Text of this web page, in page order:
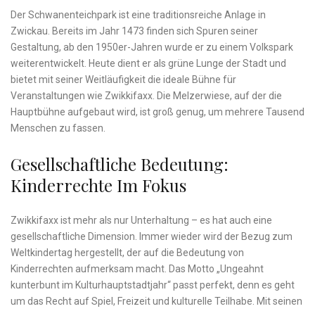
Der Schwanenteichpark ist eine traditionsreiche Anlage in
Zwickau. Bereits im Jahr 1473 finden sich Spuren seiner
Gestaltung, ab den 1950er-Jahren wurde er zu einem Volkspark
weiterentwickelt. Heute dient er als grüne Lunge der Stadt und
bietet mit seiner Weitläufigkeit die ideale Bühne für
Veranstaltungen wie Zwikkifaxx. Die Melzerwiese, auf der die
Hauptbühne aufgebaut wird, ist groß genug, um mehrere Tausend
Menschen zu fassen.
Gesellschaftliche Bedeutung:
Kinderrechte Im Fokus
Zwikkifaxx ist mehr als nur Unterhaltung – es hat auch eine
gesellschaftliche Dimension. Immer wieder wird der Bezug zum
Weltkindertag hergestellt, der auf die Bedeutung von
Kinderrechten aufmerksam macht. Das Motto „Ungeahnt
kunterbunt im Kulturhauptstadtjahr“ passt perfekt, denn es geht
um das Recht auf Spiel, Freizeit und kulturelle Teilhabe. Mit seinen